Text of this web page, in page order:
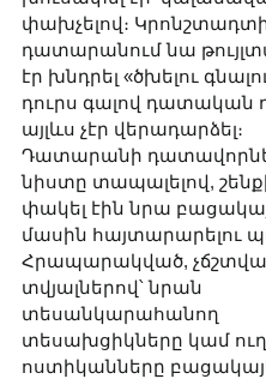
փախչելով։
դատարանում նա
էր խնդրել «ծխելու
դուրս գալով դատական
այլևս չէր վերադարձել։
Դատարանի
նիստը տապալելով,
փակել էին նրա
մասին հայտարարելու
Հրապարակված,
տվյալներով՝ նրան
տեսանկարահանող
տեսախցիկները կամ
ոստիկանները